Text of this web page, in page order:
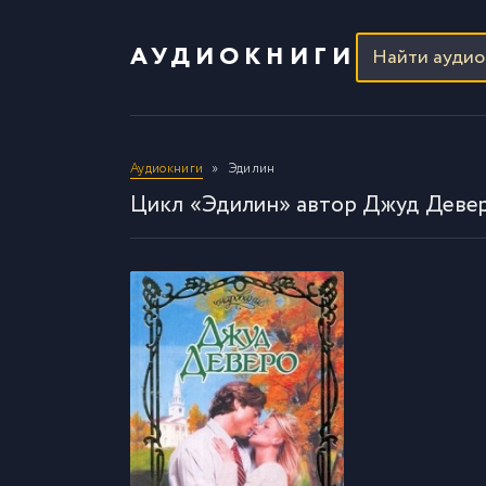
АУДИОКНИГИ
Аудиокниги Эдилин
Цикл «Эдилин» автор Джуд